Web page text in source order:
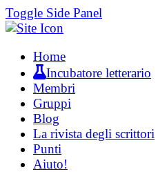
Toggle Side Panel
Home
Incubatore letterario
Membri
Gruppi
Blog
La rivista degli scrittori
Punti
Aiuto!